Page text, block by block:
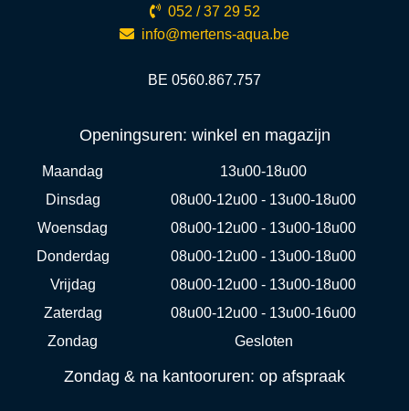
052 / 37 29 52
info@mertens-aqua.be
BE 0560.867.757
Openingsuren: winkel en magazijn
Maandag
13u00-18u00
Dinsdag
08u00-12u00 - 13u00-18u00
Woensdag
08u00-12u00 - 13u00-18u00
Donderdag
08u00-12u00 - 13u00-18u00
Vrijdag
08u00-12u00 - 13u00-18u00
Zaterdag
08u00-12u00 - 13u00-16u00
Zondag
Gesloten
Zondag & na kantooruren: op afspraak